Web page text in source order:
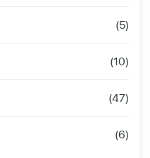
(5)
(10)
(47)
(6)